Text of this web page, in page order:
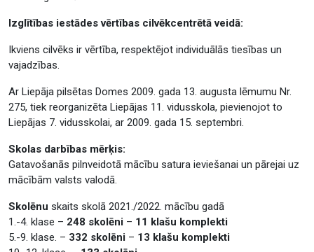
Izglītības iestādes vērtības cilvēkcentrētā veidā:
Ikviens cilvēks ir vērtība, respektējot individuālās tiesības un
vajadzības.
Ar Liepāja pilsētas Domes 2009. gada 13. augusta lēmumu Nr.
275, tiek reorganizēta Liepājas 11. vidusskola, pievienojot to
Liepājas 7. vidusskolai, ar 2009. gada 15. septembri.
Skolas darbības mērķis:
Gatavošanās pilnveidotā mācību satura ieviešanai un pārejai uz
mācībām valsts valodā.
Skolēnu skaits skolā 2021./2022. mācību gadā
1.-4. klase – 248 skolēni – 11 klašu komplekti
5.-9. klase. – 332 skolēni – 13 klašu komplekti